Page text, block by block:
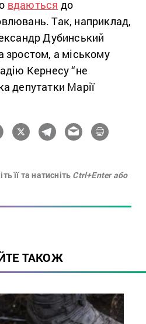
вдаються до
Так, наприклад,
Дубинський
зростом, а міському
Кернесу “не
депутатки Марії
її та натисніть Ctrl+Enter або
ТАКОЖ